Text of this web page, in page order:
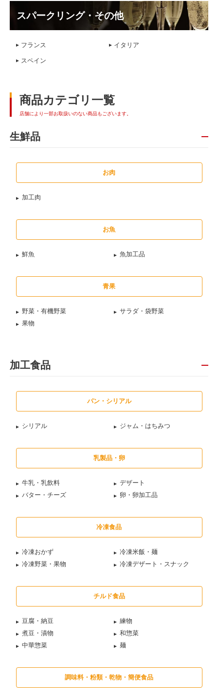
スパークリング・その他
フランス イタリア
スペイン
商品カテゴリ一覧
店舗により一部お取扱いのない商品もございます。
生鮮品
お肉
加工肉
お魚
鮮魚 魚加工品
青果
野菜・有機野菜
サラダ・袋野菜
果物
加工食品
パン・シリアル
シリアル ジャム・はちみつ
乳製品・卵
牛乳・乳飲料
デザート
バター・チーズ
卵・卵加工品
冷凍食品
冷凍おかず
冷凍米飯・麺
冷凍野菜・果物
冷凍デザート・スナック
チルド食品
豆腐・納豆
練物
煮豆・漬物
和惣菜
中華惣菜
麺
調味料・粉類・乾物・簡便食品